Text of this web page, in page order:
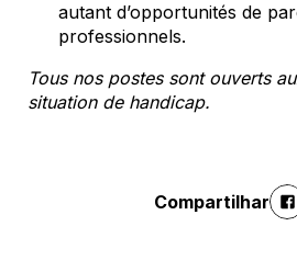
autant d’opportunités de
professionnels.
Tous nos postes sont ouverts
situation de handicap.
Compartilhar